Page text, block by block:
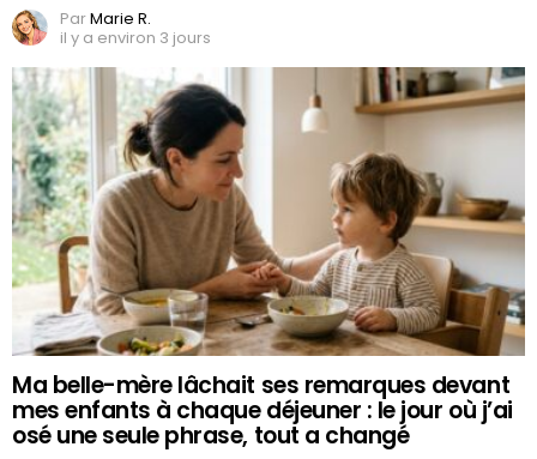
ParMarie R.
il y a environ 3 jours
Ma belle-mère lâchait ses remarques devant
mes enfants à chaque déjeuner : le jour où j’ai
osé une seule phrase, tout a changé